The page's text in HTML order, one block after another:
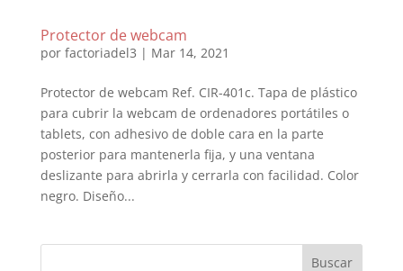
Protector de webcam
por factoriadel3 | Mar 14, 2021
Protector de webcam Ref. CIR-401c. Tapa de plástico
para cubrir la webcam de ordenadores portátiles o
tablets, con adhesivo de doble cara en la parte
posterior para mantenerla fija, y una ventana
deslizante para abrirla y cerrarla con facilidad. Color
negro. Diseño...